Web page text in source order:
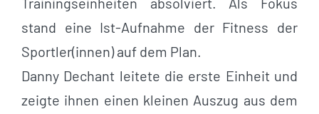
stand eine Ist-Aufnahme der Fitness der
Sportler(innen) auf dem Plan.
Danny Dechant leitete die erste Einheit und
zeigte ihnen einen kleinen Auszug aus dem